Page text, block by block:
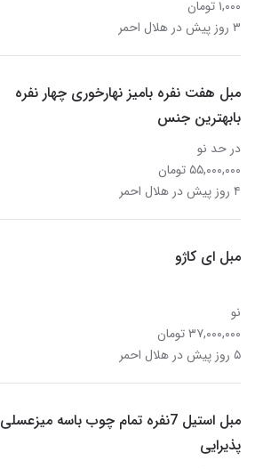
۱,۰۰۰ تومان
۳ روز پیش در هلال احمر
مبل هفت نفره بامیز نهارخوری چهار نفره
بابهترین جنس
در حد نو
۵۵,۰۰۰,۰۰۰ تومان
۴ روز پیش در هلال احمر
مبل ای کاژو
نو
۳۷,۰۰۰,۰۰۰ تومان
۵ روز پیش در هلال احمر
مبل استیل 7نفره تمام چوب باسه میزعسلی
پذیرایی